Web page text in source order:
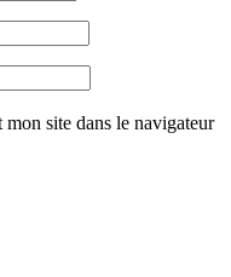
site dans le navigateur